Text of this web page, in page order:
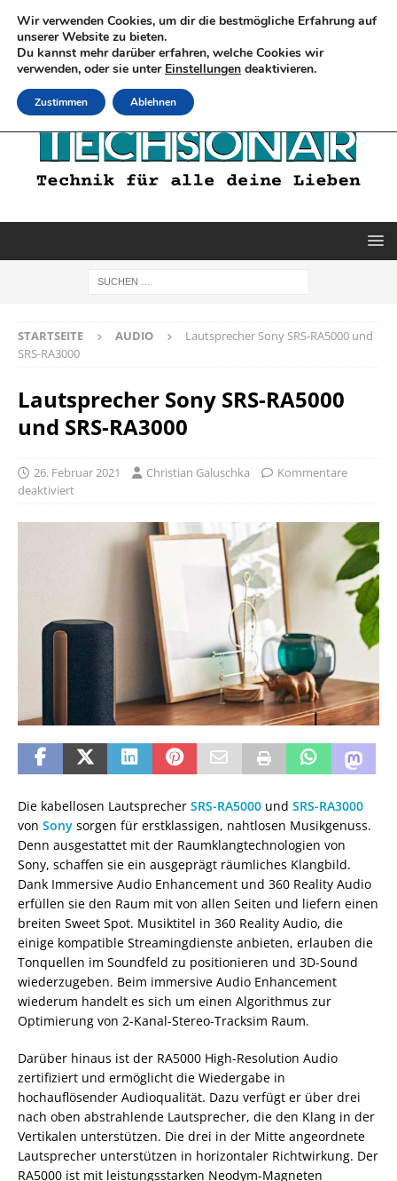
STARTSEITE AUDIO
Lautsprecher Sony SRS-RA5000 und
SRS-RA3000
Lautsprecher Sony SRS-RA5000
und SRS-RA3000
26. Februar 2021 Christian Galuschka
Kommentare
deaktiviert
Die kabellosen Lautsprecher SRS-RA5000 und SRS-RA3000
von Sony sorgen für erstklassigen, nahtlosen Musikgenuss.
Denn ausgestattet mit der Raumklangtechnologien von
Sony, schaffen sie ein ausgeprägt räumliches Klangbild.
Dank Immersive Audio Enhancement und 360 Reality Audio
erfüllen sie den Raum mit von allen Seiten und liefern einen
breiten Sweet Spot. Musiktitel in 360 Reality Audio, die
einige kompatible Streamingdienste anbieten, erlauben die
Tonquellen im Soundfeld zu positionieren und 3D-Sound
wiederzugeben. Beim immersive Audio Enhancement
wiederum handelt es sich um einen Algorithmus zur
Optimierung von 2-Kanal-Stereo-Tracksim Raum.
Darüber hinaus ist der RA5000 High-Resolution Audio
zertifiziert und ermöglicht die Wiedergabe in
hochauflösender Audioqualität. Dazu verfügt er über drei
nach oben abstrahlende Lautsprecher, die den Klang in der
Vertikalen unterstützen. Die drei in der Mitte angeordnete
Lautsprecher unterstützen in horizontaler Richtwirkung. Der
RA5000 ist mit leistungsstarken Neodym-Magneten
Wir verwenden Cookies, um dir die bestmögliche Erfahrung auf
unserer Website zu bieten.
Du kannst mehr darüber erfahren, welche Cookies wir
verwenden, oder sie unter Einstellungen deaktivieren.
Zustimmen Ablehnen